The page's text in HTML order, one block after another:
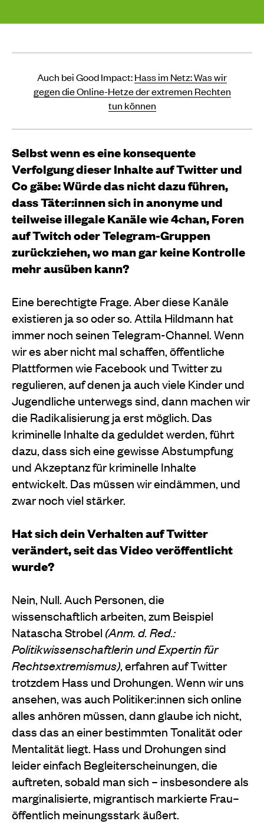
Auch bei Good Impact:Hass im Netz: Was wir
gegen die Online-Hetze der extremen Rechten
tun können
Selbst wenn es eine konsequente
Verfolgung dieser Inhalte auf Twitter und
Co gäbe: Würde das nicht dazu führen,
dass Täter:innen sich in anonyme und
teilweise illegale Kanäle wie 4chan, Foren
auf Twitch oder Telegram-Gruppen
zurückziehen, wo man gar keine Kontrolle
mehr ausüben kann?
Eine berechtigte Frage. Aber diese Kanäle
existieren ja so oder so. Attila Hildmann hat
immer noch seinen Telegram-Channel. Wenn
wir es aber nicht mal schaffen, öffentliche
Plattformen wie Facebook und Twitter zu
regulieren, auf denen ja auch viele Kinder und
Jugendliche unterwegs sind, dann machen wir
die Radikalisierung ja erst möglich. Das
kriminelle Inhalte da geduldet werden, führt
dazu, dass sich eine gewisse Abstumpfung
und Akzeptanz für kriminelle Inhalte
entwickelt. Das müssen wir eindämmen, und
zwar noch viel stärker.
Hat sich dein Verhalten auf Twitter
verändert, seit das Video veröffentlicht
wurde?
Nein, Null. Auch Personen, die
wissenschaftlich arbeiten, zum Beispiel
Natascha Strobel (Anm. d. Red.:
Politikwissenschaftlerin und Expertin für
Rechtsextremismus), erfahren auf Twitter
trotzdem Hass und Drohungen. Wenn wir uns
ansehen, was auch Politiker:innen sich online
alles anhören müssen, dann glaube ich nicht,
dass das an einer bestimmten Tonalität oder
Mentalität liegt. Hass und Drohungen sind
leider einfach Begleiterscheinungen, die
auftreten, sobald man sich – insbesondere als
marginalisierte, migrantisch markierte Frau–
öffentlich meinungsstark äußert.